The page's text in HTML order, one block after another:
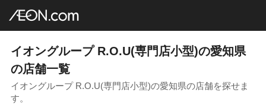
イオングループ店舗一覧
イオングループ R.O.U(専門店小型)の愛知県
の店舗一覧
イオングループ R.O.U(専門店小型)の愛知県の店舗を探せま
す。